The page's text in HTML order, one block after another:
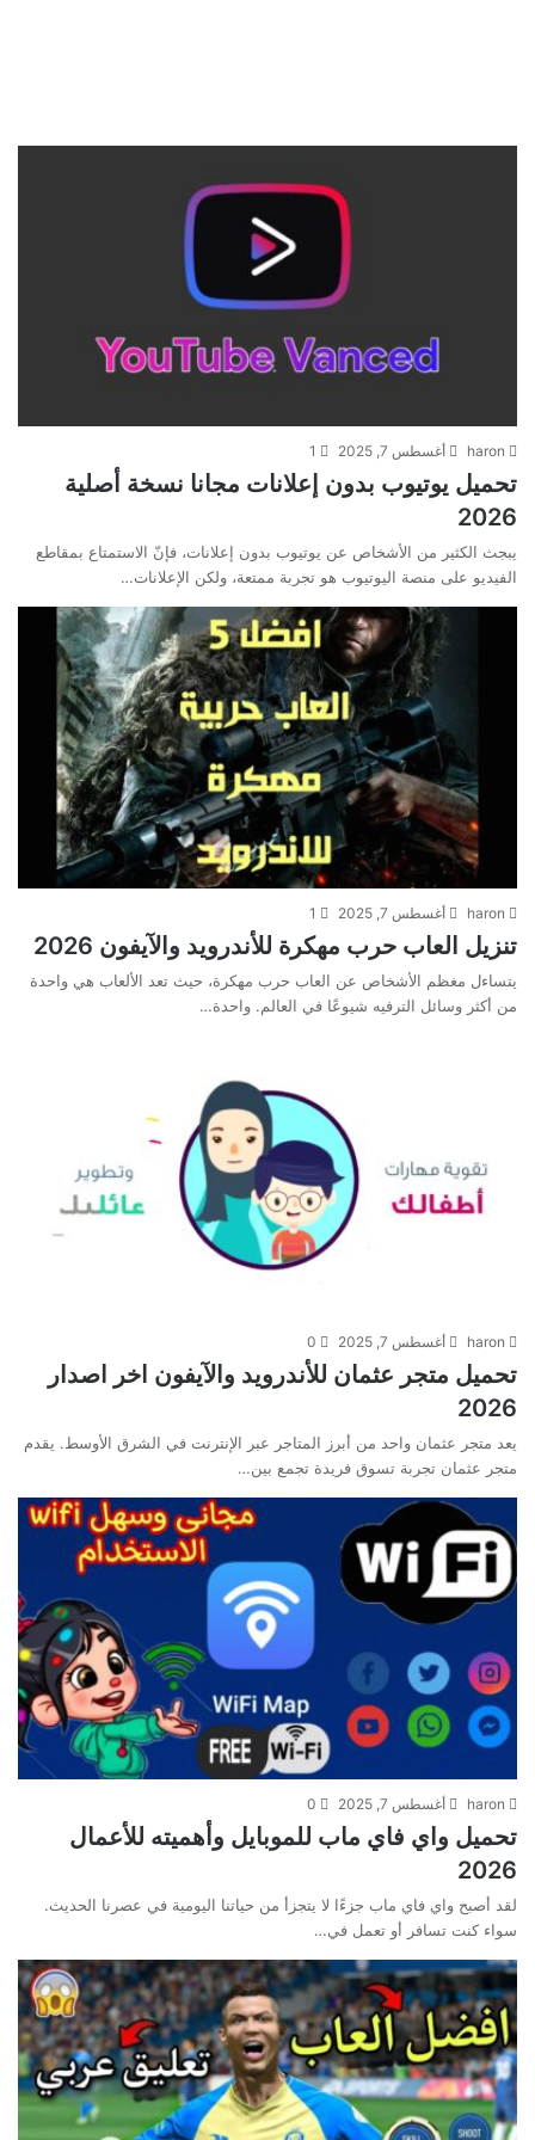
haron أغسطس 7, 2025 1
تحميل يوتيوب بدون إعلانات مجانا نسخة أصلية
2026
يبجث الكثير من الأشخاص عن يوتيوب بدون إعلانات، فإنّ الاستمتاع بمقاطع
الفيديو على منصة اليوتيوب هو تجربة ممتعة، ولكن الإعلانات…
haron أغسطس 7, 2025 1
تنزيل العاب حرب مهكرة للأندرويد والآيفون 2026
يتساءل مغظم الأشخاص عن العاب حرب مهكرة، حيث تعد الألعاب هي واحدة
من أكثر وسائل الترفيه شيوعًا في العالم. واحدة…
haron أغسطس 7, 2025 0
تحميل متجر عثمان للأندرويد والآيفون اخر اصدار
2026
يعد متجر عثمان واحد من أبرز المتاجر عبر الإنترنت في الشرق الأوسط. يقدم
متجر عثمان تجربة تسوق فريدة تجمع بين…
haron أغسطس 7, 2025 0
تحميل واي فاي ماب للموبايل وأهميته للأعمال
2026
لقد أصبح واي فاي ماب جزءًا لا يتجزأ من حياتنا اليومية في عصرنا الحديث.
سواء كنت تسافر أو تعمل في…